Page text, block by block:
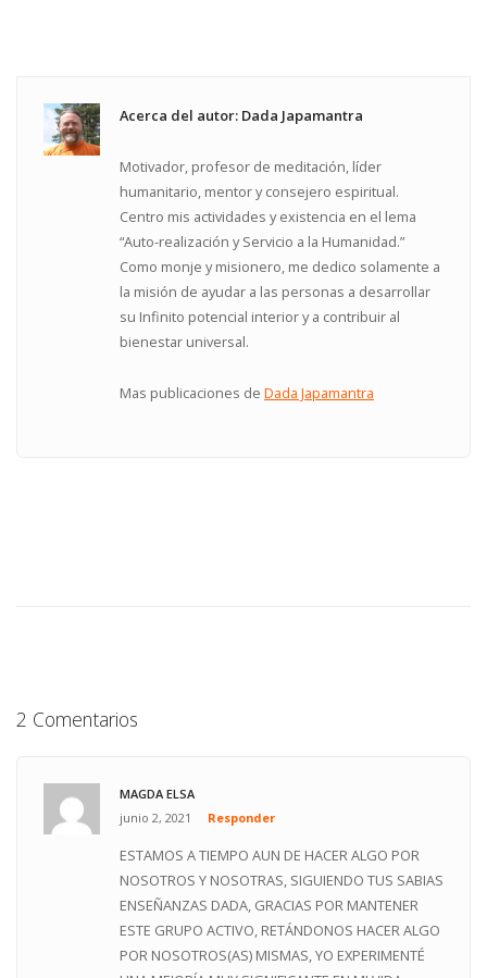
Acerca del autor: Dada Japamantra
Motivador, profesor de meditación, líder
humanitario, mentor y consejero espiritual.
Centro mis actividades y existencia en el lema
“Auto-realización y Servicio a la Humanidad.”
Como monje y misionero, me dedico solamente a
la misión de ayudar a las personas a desarrollar
su Infinito potencial interior y a contribuir al
bienestar universal.
Mas publicaciones deDada Japamantra
2 Comentarios
MAGDA ELSA
junio 2, 2021
Responder
ESTAMOS A TIEMPO AUN DE HACER ALGO POR
NOSOTROS Y NOSOTRAS, SIGUIENDO TUS SABIAS
ENSEÑANZAS DADA, GRACIAS POR MANTENER
ESTE GRUPO ACTIVO, RETÁNDONOS HACER ALGO
POR NOSOTROS(AS) MISMAS, YO EXPERIMENTÉ